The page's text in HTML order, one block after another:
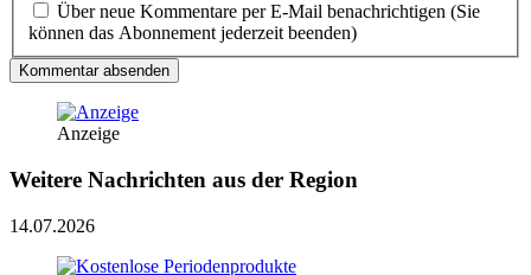
Über neue Kommentare per E-Mail benachrichtigen (Sie
können das Abonnement jederzeit beenden)
Kommentar absenden
Anzeige
Weitere Nachrichten aus der Region
14.07.2026